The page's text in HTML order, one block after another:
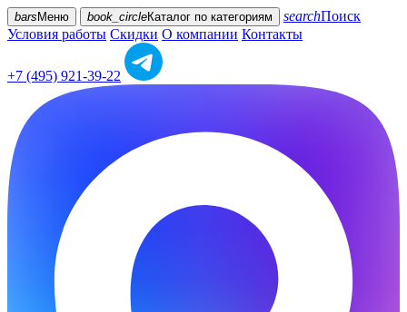
bars Меню book_circleКаталог по категориям searchПоиск
Условия работы Скидки О компании Контакты
+7 (495) 921-39-22